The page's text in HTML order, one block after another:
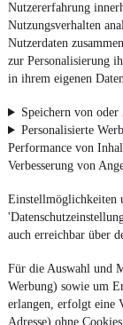
Nutzererfahrung
Nutzungsverhalten
Nutzerdaten
zur Personalisierung
in ihrem eigenen
Speichern von
Personalisierte
Performance von
Verbesserung von
Einstellmöglichkeiten
auch erreichbar über
Für die Auswahl und
Werbung) sowie um
erlangen, erfolgt eine
Adresse) ohne
Mercedes